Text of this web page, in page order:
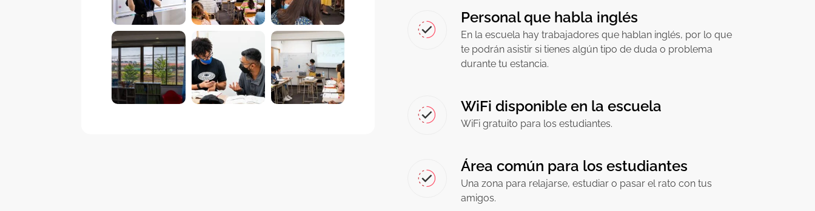
Personal que habla inglés
En la escuela hay trabajadores que hablan inglés, por lo que
te podrán asistir si tienes algún tipo de duda o problema
durante tu estancia.
WiFi disponible en la escuela
WiFi gratuito para los estudiantes.
Área común para los estudiantes
Una zona para relajarse, estudiar o pasar el rato con tus
amigos.